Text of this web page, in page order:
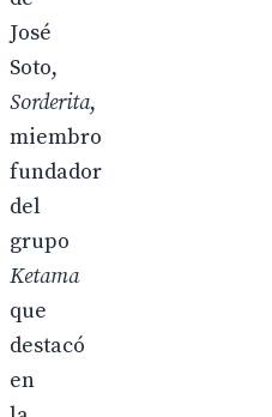
José
Soto,
Sorderita,
miembro
fundador
del
grupo
Ketama
que
destacó
en